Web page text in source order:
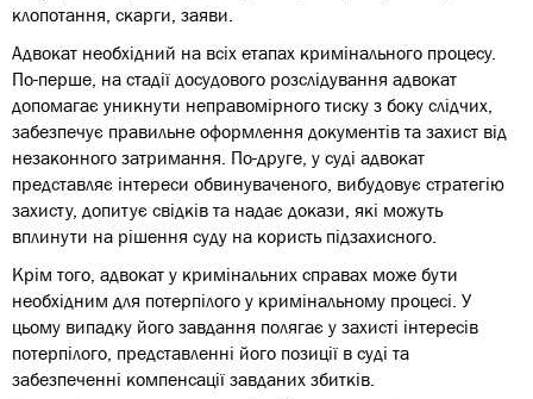
клопотання, скарги, заяви.
Адвокат необхідний на всіх етапах кримінального процесу.
По-перше, на стадії досудового розслідування адвокат
допомагає уникнути неправомірного тиску з боку слідчих,
забезпечує правильне оформлення документів та захист від
незаконного затримання. По-друге, у суді адвокат
представляє інтереси обвинуваченого, вибудовує стратегію
захисту, допитує свідків та надає докази, які можуть
вплинути на рішення суду на користь підзахисного.
Крім того, адвокат у кримінальних справах може бути
необхідним для потерпілого у кримінальному процесі. У
цьому випадку його завдання полягає у захисті інтересів
потерпілого, представленні його позиції в суді та
забезпеченні компенсації завданих збитків.